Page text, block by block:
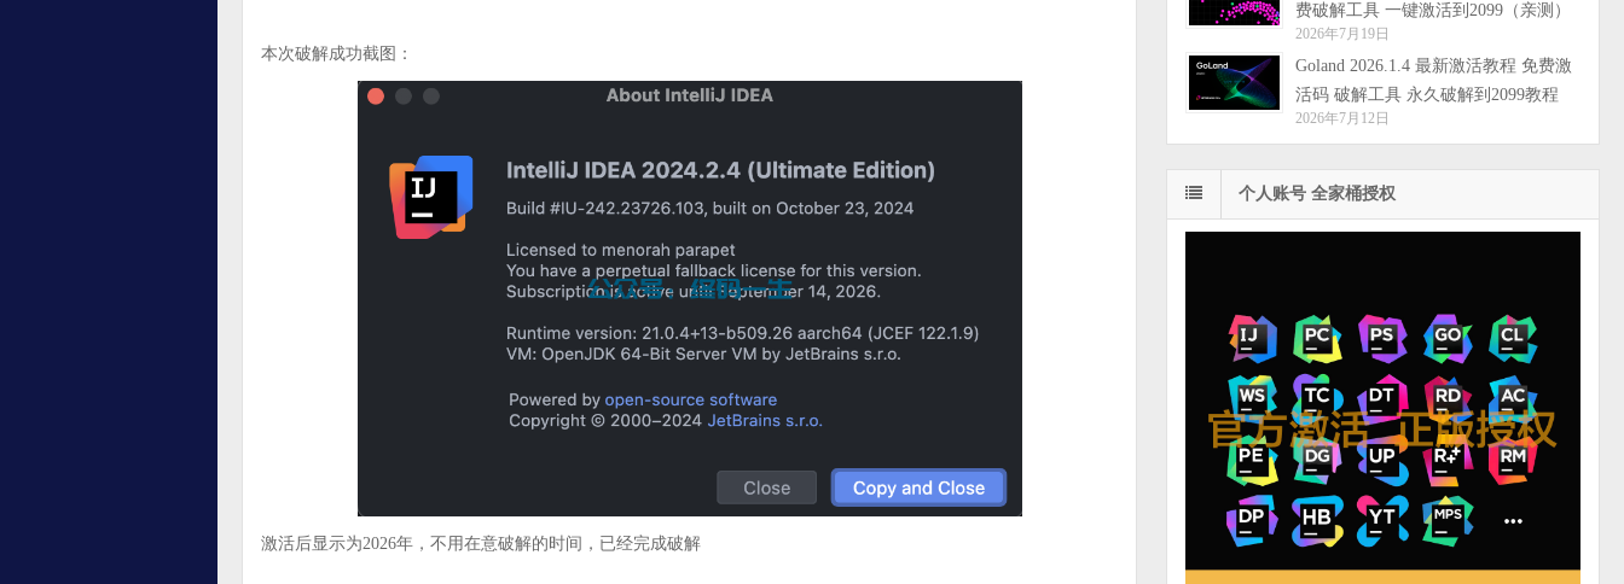
本次破解成功截图：
激活后显示为2026年，不用在意破解的时间，已经完成破解
费破解工具 一键激活到2099（亲测）
2026年7月19日
Goland 2026.1.4 最新激活教程 免费激
活码 破解工具 永久破解到2099教程
2026年7月12日
个人账号 全家桶授权